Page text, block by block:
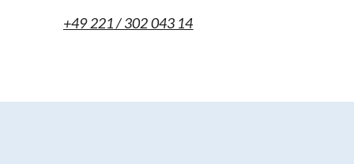
+49 221 / 302 043 14